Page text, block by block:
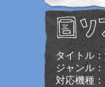
タイトル
ジャンル
対応機種